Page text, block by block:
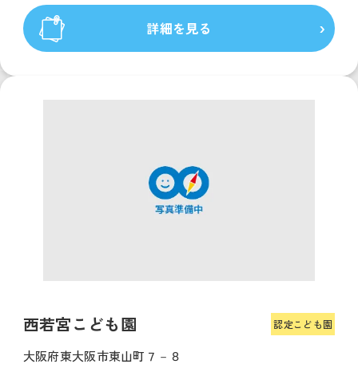
詳細を見る
西若宮こども園 認定こども園
大阪府東大阪市東山町７－８